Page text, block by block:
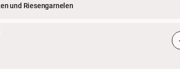
und Riesengarnelen